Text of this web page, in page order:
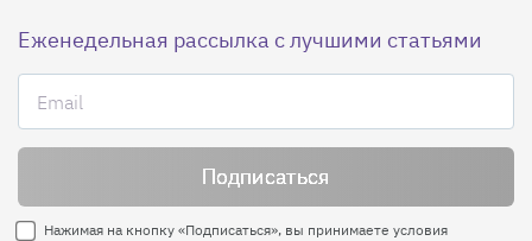
Еженедельная рассылка с лучшими статьями
Нажимая на кнопку «Подписаться», вы принимаете условия